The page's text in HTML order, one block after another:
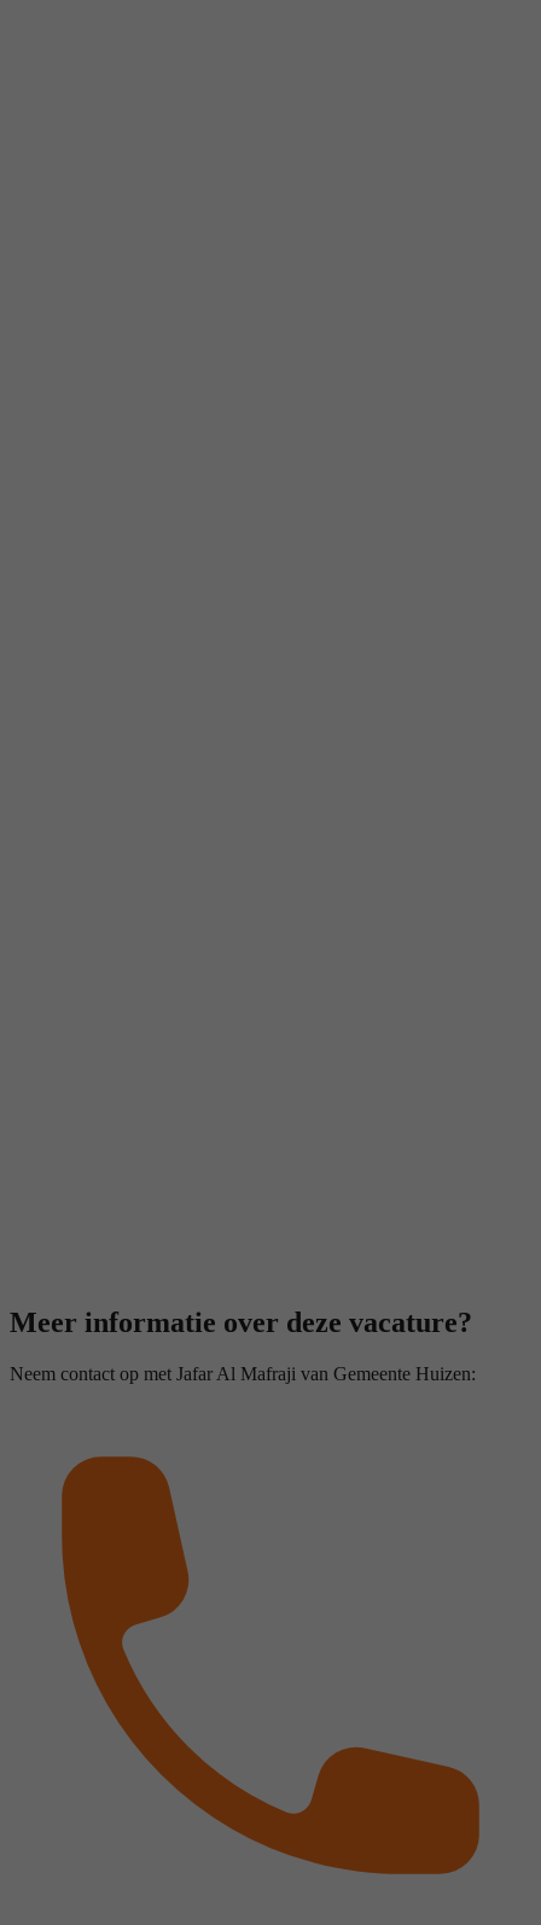
Meer informatie over deze vacature?
Neem contact op met Jafar Al Mafraji van Gemeente Huizen: